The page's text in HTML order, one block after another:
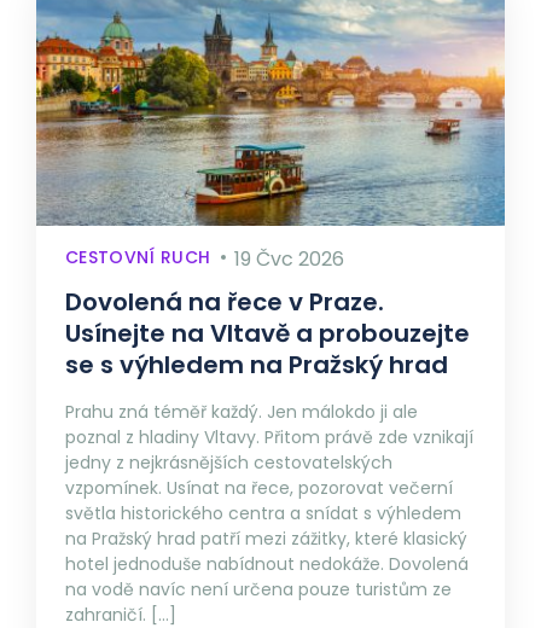
CESTOVNÍ RUCH 19 Čvc 2026
Dovolená na řece v Praze.
Usínejte na Vltavě a probouzejte
se s výhledem na Pražský hrad
Prahu zná téměř každý. Jen málokdo ji ale
poznal z hladiny Vltavy. Přitom právě zde vznikají
jedny z nejkrásnějších cestovatelských
vzpomínek. Usínat na řece, pozorovat večerní
světla historického centra a snídat s výhledem
na Pražský hrad patří mezi zážitky, které klasický
hotel jednoduše nabídnout nedokáže. Dovolená
na vodě navíc není určena pouze turistům ze
zahraničí. […]